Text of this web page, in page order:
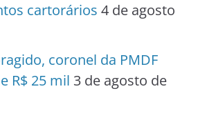
cartorários 4 de agosto
coronel da PMDF
R$ 25 mil 3 de agosto de